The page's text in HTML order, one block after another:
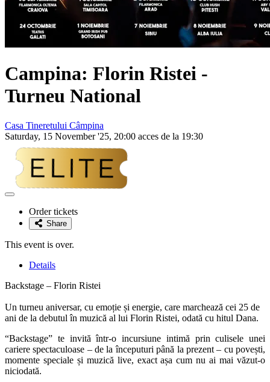
Campina: Florin Ristei -
Turneu National
Casa Tineretului Câmpina
Saturday, 15 November '25, 20:00 acces de la 19:30
Adaugă
favoriteOrder tickets
Share
This event is over.
Details
Backstage – Florin Ristei
Un turneu aniversar, cu emoție și energie, care marchează cei 25 de
ani de la debutul în muzică al lui Florin Ristei, odată cu hitul Dana.
“Backstage” te invită într-o incursiune intimă prin culisele unei
cariere spectaculoase – de la începuturi până la prezent – cu povești,
momente speciale și muzică live, exact așa cum nu ai mai văzut-o
niciodată.